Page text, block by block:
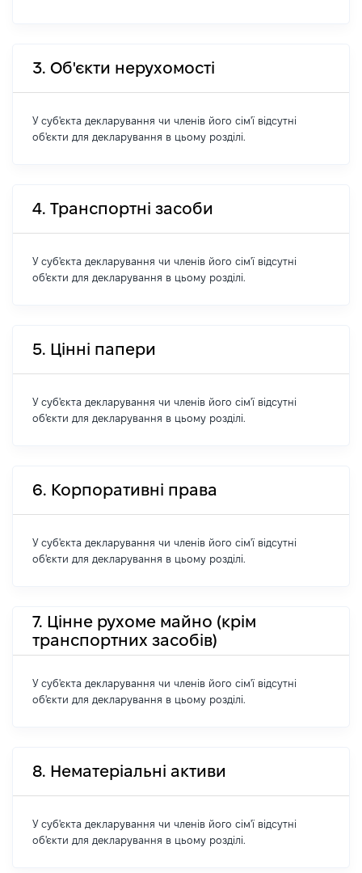
3. Об'єкти нерухомості
У суб'єкта декларування чи членів його сім'ї відсутні
об'єкти для декларування в цьому розділі.
4. Транспортні засоби
У суб'єкта декларування чи членів його сім'ї відсутні
об'єкти для декларування в цьому розділі.
5. Цінні папери
У суб'єкта декларування чи членів його сім'ї відсутні
об'єкти для декларування в цьому розділі.
6. Корпоративні права
У суб'єкта декларування чи членів його сім'ї відсутні
об'єкти для декларування в цьому розділі.
7. Цінне рухоме майно (крім
транспортних засобів)
У суб'єкта декларування чи членів його сім'ї відсутні
об'єкти для декларування в цьому розділі.
8. Нематеріальні активи
У суб'єкта декларування чи членів його сім'ї відсутні
об'єкти для декларування в цьому розділі.